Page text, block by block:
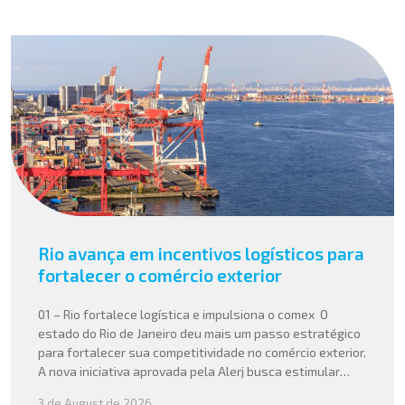
Rio avança em incentivos logísticos para
fortalecer o comércio exterior
01 – Rio fortalece logística e impulsiona o comex O
estado do Rio de Janeiro deu mais um passo estratégico
para fortalecer sua competitividade no comércio exterior.
A nova iniciativa aprovada pela Alerj busca estimular